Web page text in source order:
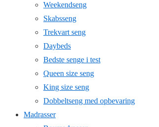
Weekendseng
Skabsseng
Trekvart seng
Daybeds
Bedste senge i test
Queen size seng
King size seng
Dobbeltseng med opbevaring
Madrasser